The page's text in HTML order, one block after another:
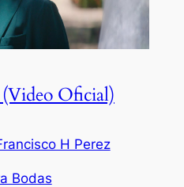
Oficial)
H Perez
Bodas